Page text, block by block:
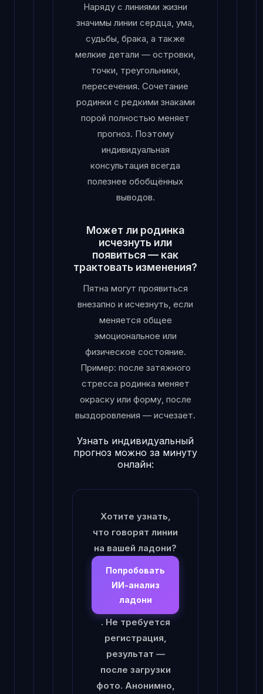
Наряду с линиями жизни
значимы линии сердца, ума,
судьбы, брака, а также
мелкие детали — островки,
точки, треугольники,
пересечения. Сочетание
родинки с редкими знаками
порой полностью меняет
прогноз. Поэтому
индивидуальная
консультация всегда
полезнее обобщённых
выводов.
Может ли родинка
исчезнуть или
появиться — как
трактовать изменения?
Пятна могут проявиться
внезапно и исчезнуть, если
меняется общее
эмоциональное или
физическое состояние.
Пример: после затяжного
стресса родинка меняет
окраску или форму, после
выздоровления — исчезает.
Узнать индивидуальный
прогноз можно за минуту
онлайн:
Хотите узнать,
что говорят линии
на вашей ладони?
Попробовать
ИИ-анализ
ладони
. Не требуется
регистрация,
результат —
после загрузки
фото. Анонимно,